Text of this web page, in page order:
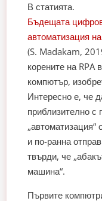
В статията.
Бъдещата
автоматизация
(S. Madakam,
корените на RPA
компютър,
Интересно е, че
приблизително с
и по-ранна
твърди, че
машина“.
Първите